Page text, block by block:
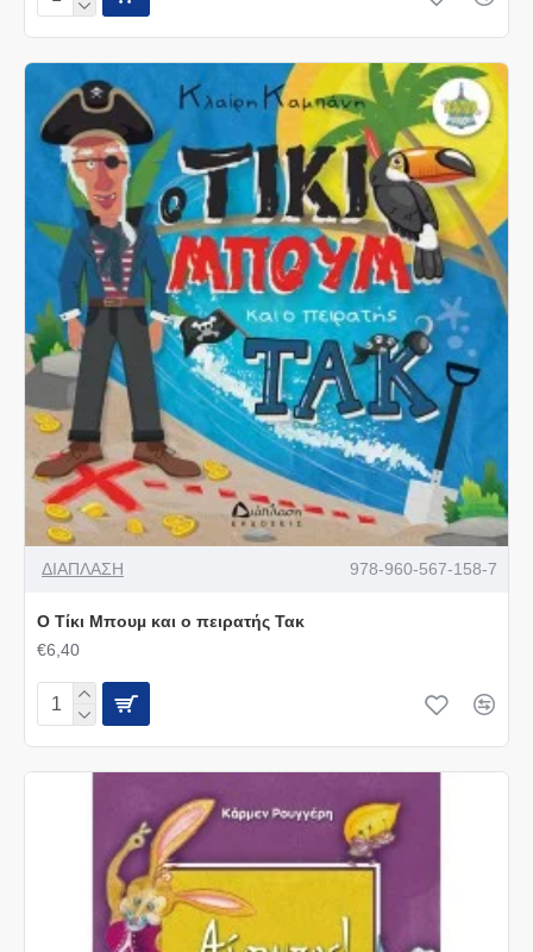
ΔΙΑΠΛΑΣΗ 978-960-567-158-7
O Τίκι Μπουµ και ο πειρατής Τακ
€6,40